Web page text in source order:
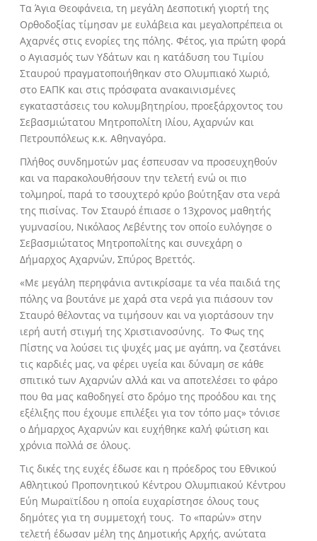
Τα Άγια Θεοφάνεια, τη μεγάλη Δεσποτική γιορτή της
Ορθοδοξίας τίμησαν με ευλάβεια και μεγαλοπρέπεια οι
Αχαρνές στις ενορίες της πόλης. Φέτος, για πρώτη φορά
ο Αγιασμός των Υδάτων και η κατάδυση του Τιμίου
Σταυρού πραγματοποιήθηκαν στο Ολυμπιακό Χωριό,
στο ΕΑΠΚ και στις πρόσφατα ανακαινισμένες
εγκαταστάσεις του κολυμβητηρίου, προεξάρχοντος του
Σεβασμιώτατου Μητροπολίτη Ιλίου, Αχαρνών και
Πετρουπόλεως κ.κ. Αθηναγόρα.
Πλήθος συνδημοτών μας έσπευσαν να προσευχηθούν
και να παρακολουθήσουν την τελετή ενώ οι πιο
τολμηροί, παρά το τσουχτερό κρύο βούτηξαν στα νερά
της πισίνας. Τον Σταυρό έπιασε ο 13χρονος μαθητής
γυμνασίου, Νικόλαος Λεβέντης τον οποίο ευλόγησε ο
Σεβασμιώτατος Μητροπολίτης και συνεχάρη ο
Δήμαρχος Αχαρνών, Σπύρος Βρεττός.
«Με μεγάλη περηφάνια αντικρίσαμε τα νέα παιδιά της
πόλης να βουτάνε με χαρά στα νερά για πιάσουν τον
Σταυρό θέλοντας να τιμήσουν και να γιορτάσουν την
ιερή αυτή στιγμή της Χριστιανοσύνης. Το Φως της
Πίστης να λούσει τις ψυχές μας με αγάπη, να ζεστάνει
τις καρδιές μας, να φέρει υγεία και δύναμη σε κάθε
σπιτικό των Αχαρνών αλλά και να αποτελέσει το φάρο
που θα μας καθοδηγεί στο δρόμο της προόδου και της
εξέλιξης που έχουμε επιλέξει για τον τόπο μας» τόνισε
ο Δήμαρχος Αχαρνών και ευχήθηκε καλή φώτιση και
χρόνια πολλά σε όλους.
Τις δικές της ευχές έδωσε και η πρόεδρος του Εθνικού
Αθλητικού Προπονητικού Κέντρου Ολυμπιακού Κέντρου
Εύη Μωραϊτίδου η οποία ευχαρίστησε όλους τους
δημότες για τη συμμετοχή τους. Το «παρών» στην
τελετή έδωσαν μέλη της Δημοτικής Αρχής, ανώτατα